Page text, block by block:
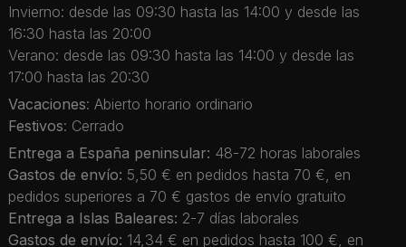
Invierno: desde las 09:30 hasta las 14:00 y desde las
16:30 hasta las 20:00
Verano: desde las 09:30 hasta las 14:00 y desde las
17:00 hasta las 20:30
Vacaciones: Abierto horario ordinario
Festivos: Cerrado
Entrega a España peninsular: 48-72 horas laborales
Gastos de envío: 5,50 € en pedidos hasta 70 €, en
pedidos superiores a 70 € gastos de envío gratuito
Entrega a Islas Baleares: 2-7 días laborales
Gastos de envío: 14,34 € en pedidos hasta 100 €, en